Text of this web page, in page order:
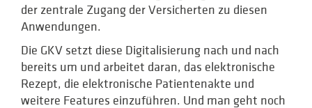
der zentrale Zugang der Versicherten zu diesen
Anwendungen.
Die GKV setzt diese Digitalisierung nach und nach
bereits um und arbeitet daran, das elektronische
Rezept, die elektronische Patientenakte und
weitere Features einzuführen. Und man geht noch